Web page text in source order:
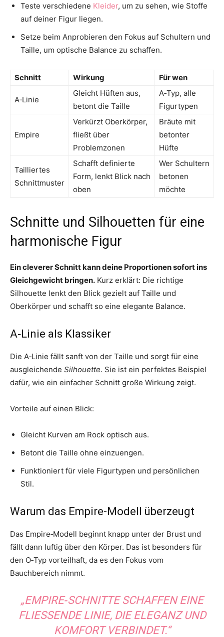
Teste verschiedene Kleider, um zu sehen, wie Stoffe
auf deiner Figur liegen.
Setze beim Anprobieren den Fokus auf Schultern und
Taille, um optische Balance zu schaffen.
Schnitt Wirkung Für wen
A‑Linie
Gleicht Hüften aus,
betont die Taille
A‑Typ, alle
Figurtypen
Empire
Verkürzt Oberkörper,
fließt über
Problemzonen
Bräute mit
betonter
Hüfte
Tailliertes
Schnittmuster
Schafft definierte
Form, lenkt Blick nach
oben
Wer Schultern
betonen
möchte
Schnitte und Silhouetten für eine
harmonische Figur
Ein cleverer Schnitt kann deine Proportionen sofort ins
Gleichgewicht bringen. Kurz erklärt: Die richtige
Silhouette lenkt den Blick gezielt auf Taille und
Oberkörper und schafft so eine elegante Balance.
A‑Linie als Klassiker
Die A‑Linie fällt sanft von der Taille und sorgt für eine
ausgleichende Silhouette. Sie ist ein perfektes Beispiel
dafür, wie ein einfacher Schnitt große Wirkung zeigt.
Vorteile auf einen Blick:
Gleicht Kurven am Rock optisch aus.
Betont die Taille ohne einzuengen.
Funktioniert für viele Figurtypen und persönlichen
Stil.
Warum das Empire-Modell überzeugt
Das Empire‑Modell beginnt knapp unter der Brust und
fällt dann luftig über den Körper. Das ist besonders für
den O‑Typ vorteilhaft, da es den Fokus vom
Bauchbereich nimmt.
„EMPIRE‑SCHNITTE SCHAFFEN EINE
FLIESSENDE LINIE, DIE ELEGANZ UND K
OMFORT VERBINDET.“